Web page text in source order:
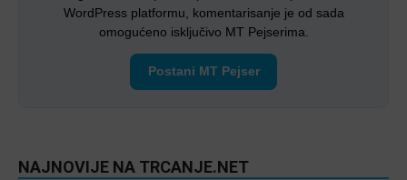
WordPress platformu, komentarisanje je od sada
omogućeno isključivo MT Pejserima.
Postani MT Pejser
NAJNOVIJE NA TRCANJE.NET